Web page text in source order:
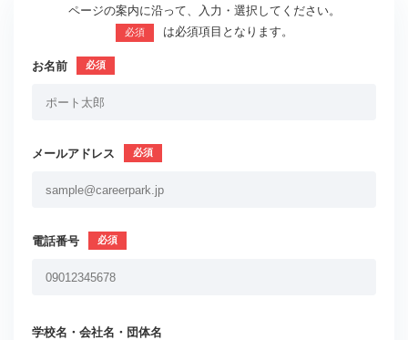
ページの案内に沿って、入力・選択してください。
必須 は必須項目となります。
お名前
メールアドレス
電話番号
学校名・会社名・団体名